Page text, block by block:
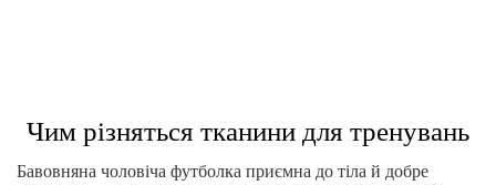
Чим різняться тканини для тренувань
Бавовняна чоловіча футболка приємна до тіла й добре